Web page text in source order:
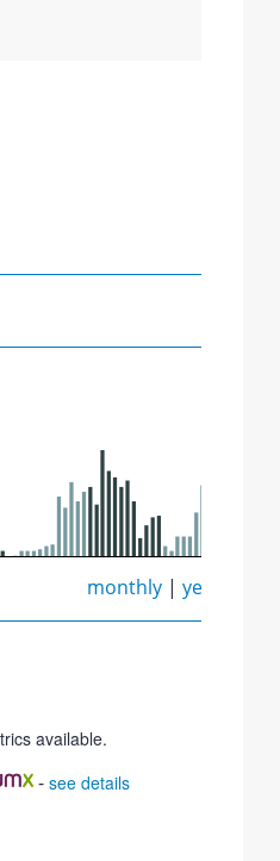
monthly |yearly
available.
- see details